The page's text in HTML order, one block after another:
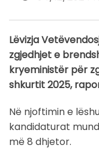
Lëvizja
zgjedhjet e
kryeministër për
shkurtit 2025,
Në njoftimin e
kandidaturat
më 8 dhjetor.